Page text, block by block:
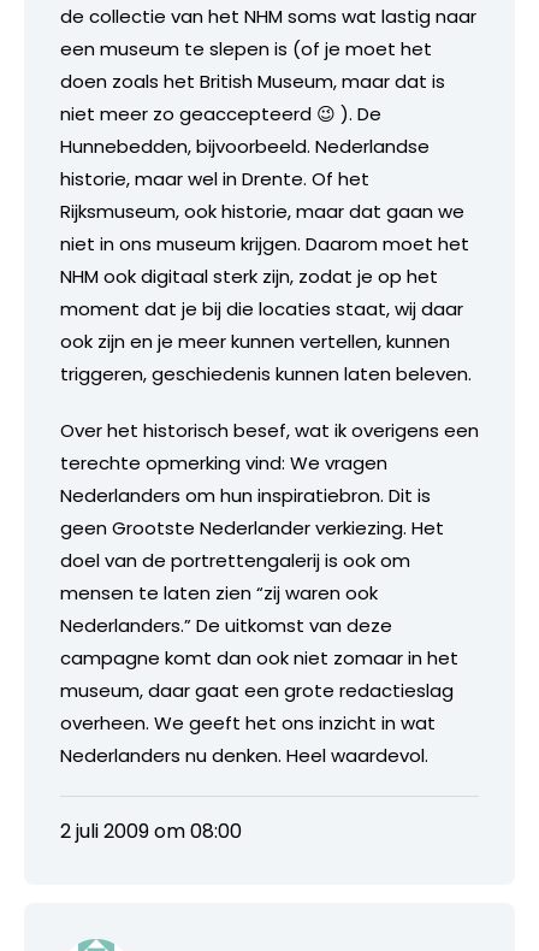
de collectie van het NHM soms wat lastig naar
een museum te slepen is (of je moet het
doen zoals het British Museum, maar dat is
niet meer zo geaccepteerd 😉 ). De
Hunnebedden, bijvoorbeeld. Nederlandse
historie, maar wel in Drente. Of het
Rijksmuseum, ook historie, maar dat gaan we
niet in ons museum krijgen. Daarom moet het
NHM ook digitaal sterk zijn, zodat je op het
moment dat je bij die locaties staat, wij daar
ook zijn en je meer kunnen vertellen, kunnen
triggeren, geschiedenis kunnen laten beleven.
Over het historisch besef, wat ik overigens een
terechte opmerking vind: We vragen
Nederlanders om hun inspiratiebron. Dit is
geen Grootste Nederlander verkiezing. Het
doel van de portrettengalerij is ook om
mensen te laten zien “zij waren ook
Nederlanders.” De uitkomst van deze
campagne komt dan ook niet zomaar in het
museum, daar gaat een grote redactieslag
overheen. We geeft het ons inzicht in wat
Nederlanders nu denken. Heel waardevol.
2 juli 2009 om 08:00